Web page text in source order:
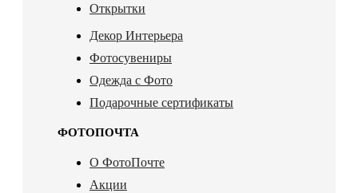
Открытки
Декор Интерьера
Фотосувениры
Одежда с Фото
Подарочные сертификаты
ФОТОПОЧТА
О ФотоПочте
Акции